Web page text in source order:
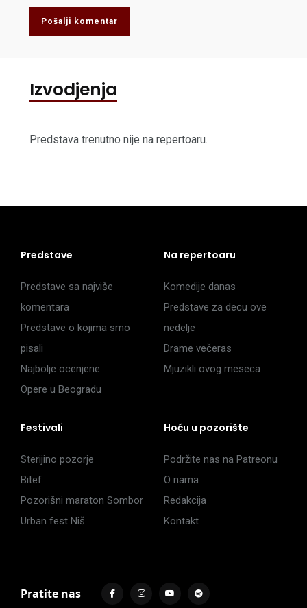
Pošalji komentar
Izvodjenja
Predstava trenutno nije na repertoaru.
Predstave
Predstave sa najviše
komentara
Predstave o kojima smo
pisali
Najbolje ocenjene
Opere u Beogradu
Na repertoaru
Komedije danas
Predstave za decu ove
nedelje
Drame večeras
Mjuzikli ovog meseca
Festivali
Sterijino pozorje
Bitef
Pozorišni maraton Sombor
Urban fest Niš
Hoću u pozorište
Podržite nas na Patreonu
O nama
Redakcija
Kontakt
Pratite nas